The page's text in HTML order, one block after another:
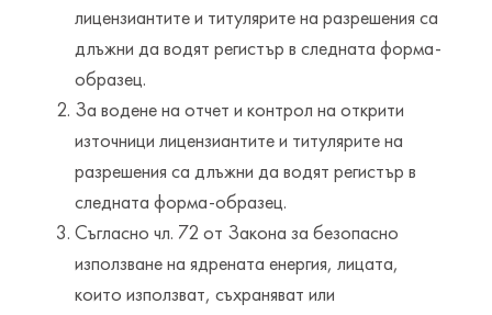
лицензиантите и титулярите на разрешения са
длъжни да водят регистър в следната форма-
образец.
За водене на отчет и контрол на открити
източници лицензиантите и титулярите на
разрешения са длъжни да водят регистър в
следната форма-образец.
Съгласно чл. 72 от Закона за безопасно
използване на ядрената енергия, лицата,
които използват, съхраняват или